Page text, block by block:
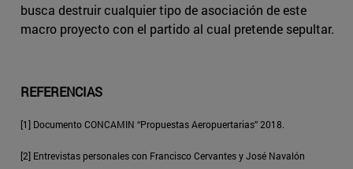
busca destruir cualquier tipo de asociación de este
macro proyecto con el partido al cual pretende sepultar.
REFERENCIAS
[1] Documento CONCAMIN “Propuestas Aeropuertarias” 2018.
[2] Entrevistas personales con Francisco Cervantes y José Navalón